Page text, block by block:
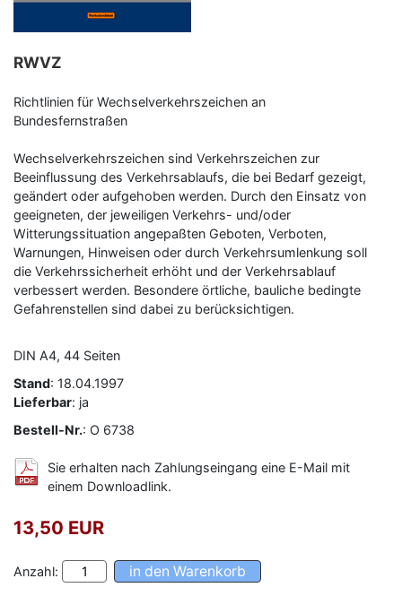
RWVZ
Richtlinien für Wechselverkehrszeichen an
Bundesfernstraßen
Wechselverkehrszeichen sind Verkehrszeichen zur
Beeinflussung des Verkehrsablaufs, die bei Bedarf gezeigt,
geändert oder aufgehoben werden. Durch den Einsatz von
geeigneten, der jeweiligen Verkehrs- und/oder
Witterungssituation angepaßten Geboten, Verboten,
Warnungen, Hinweisen oder durch Verkehrsumlenkung soll
die Verkehrssicherheit erhöht und der Verkehrsablauf
verbessert werden. Besondere örtliche, bauliche bedingte
Gefahrenstellen sind dabei zu berücksichtigen.
DIN A4, 44 Seiten
Stand: 18.04.1997
Lieferbar: ja
Bestell-Nr.: O 6738
Sie erhalten nach Zahlungseingang eine E-Mail mit
einem Downloadlink.
13,50 EUR
Anzahl: